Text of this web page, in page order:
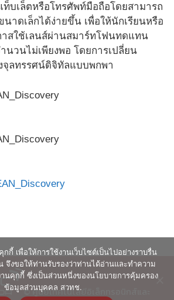
บเล็ตหรือโทรศัพท์มือถือโดยสามารถ
าดเล็กได้ง่ายขึ้น เพื่อให้นักเรียนหรือ
สใช้เลนส์ผ่านสมาร์ทโฟนทดแทน
นวนไม่เพียงพอ โดยการเปลี่ยน
จุลทรรศน์ดิจิทัลแบบพกพา
© ศูนย์เทคโนโลยีอิเล็กทรอนิกส์และ
กี้ เพื่อให้การใช้งานเว็บไซต์เป็นไปอย่างราบรื่น
จึงขอให้ท่านรับรองว่าท่านได้อ่านและทำความ
านคุกกี้ ซึ่งเป็นส่วนหนึ่งของนโยบายการคุ้มครอง
ข้อมูลส่วนบุคคล สวทช.